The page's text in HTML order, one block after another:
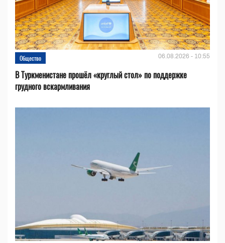
Общество 06.08.2026 - 10:55
В Туркменистане прошёл «круглый стол» по поддержке
грудного вскармливания